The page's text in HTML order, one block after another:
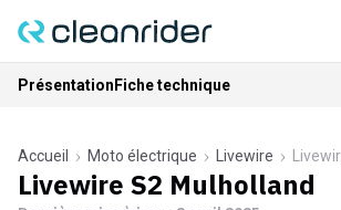
Présentation Fiche technique
Accueil Moto électrique Livewire
Livewire S2 Mulholland